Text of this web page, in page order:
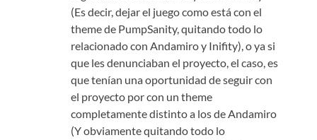
(Es decir, dejar el juego como está con el
theme de PumpSanity, quitando todo lo
relacionado con Andamiro y Inifity), o ya si
que les denunciaban el proyecto, el caso, es
que tenían una oportunidad de seguir con
el proyecto por con un theme
completamente distinto a los de Andamiro
(Y obviamente quitando todo lo